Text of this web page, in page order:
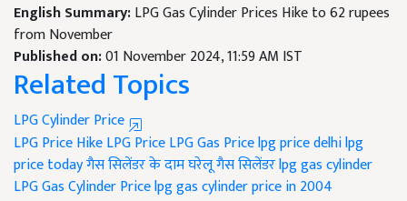
English Summary:LPG Gas Cylinder Prices Hike to 62 rupees
from November
Published on:01 November 2024, 11:59 AM IST
Related Topics
LPG Cylinder Price
LPG Price HikeLPG PriceLPG Gas Pricelpg price delhilpg
price todayगैस सिलेंडर के दामघरेलू गैस सिलेंडरlpg gas cylinder
LPG Gas Cylinder Pricelpg gas cylinder price in 2004